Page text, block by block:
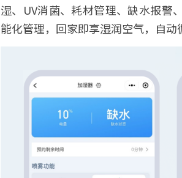
湿、UV消菌、耗材管理、缺水报警
能化管理，回家即享湿润空气，自